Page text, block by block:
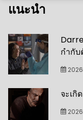
แนะนำ
กำกับ
2026
จะเกิ
2026